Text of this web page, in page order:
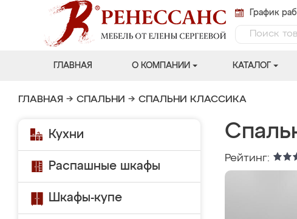
График
ГЛАВНАЯ О КОМПАНИИ КАТАЛОГ
ГЛАВНАЯ → СПАЛЬНИ → СПАЛЬНИ КЛАССИКА
Кухни
Распашные шкафы
Шкафы-купе
Рейтинг: